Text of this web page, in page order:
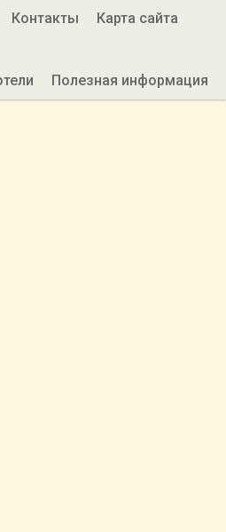
Контакты Карта сайта
Полезная информация